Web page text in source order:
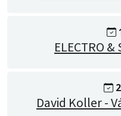
ELECTRO &
David Koller -